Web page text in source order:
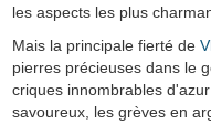
les aspects les plus
Mais la principale fierté de
pierres précieuses dans le
criques innombrables
savoureux, les grèves en